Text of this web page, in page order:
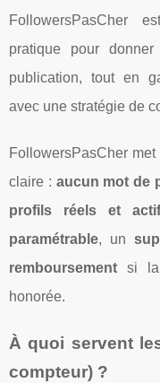
FollowersPasCher
pratique pour
publication, tout en
avec une stratégie de
FollowersPasCher
claire : aucun mot de
profils réels et
paramétrable, un
remboursement si la
honorée.
À quoi servent
compteur) ?